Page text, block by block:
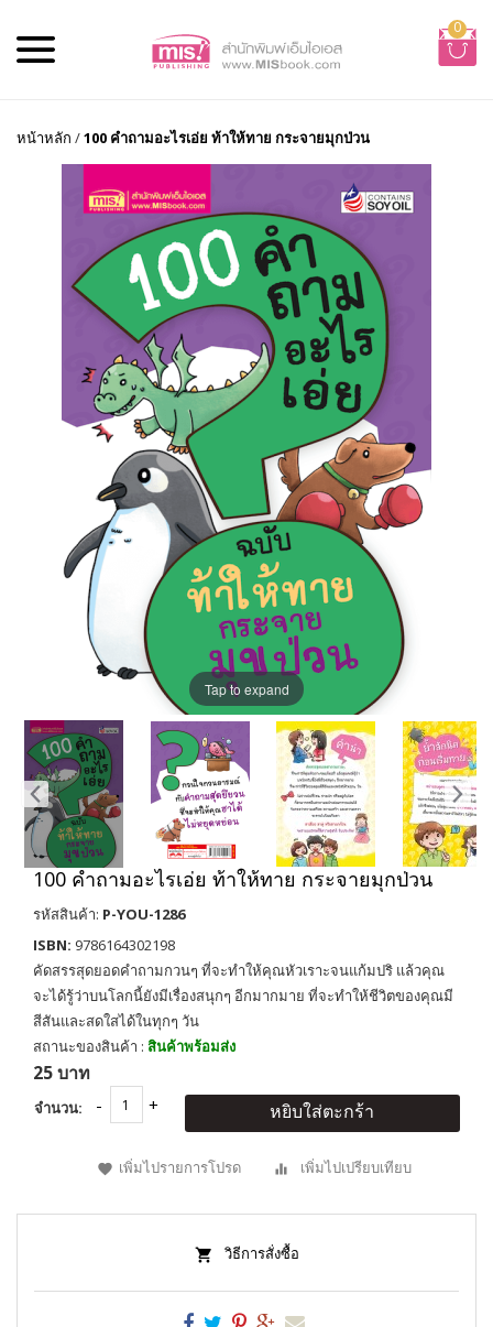
0
หน้าหลัก /100 คำถามอะไรเอ่ย ท้าให้ทาย กระจายมุกป่วน
Tap to expand
100 คำถามอะไรเอ่ย ท้าให้ทาย กระจายมุกป่วน
รหัสสินค้า: P-YOU-1286
ISBN: 9786164302198
คัดสรรสุดยอดคำถามกวนๆ ที่จะทำให้คุณหัวเราะจนแก้มปริ แล้วคุณ
จะได้รู้ว่าบนโลกนี้ยังมีเรื่องสนุกๆ อีกมากมาย ที่จะทำให้ชีวิตของคุณมี
สีสันและสดใสได้ในทุกๆ วัน
สถานะของสินค้า : สินค้าพร้อมส่ง
25 บาท
จำนวน: หยิบใส่ตะกร้า
เพิ่มไปรายการโปรด เพิ่มไปเปรียบเทียบ
วิธีการสั่งซื้อ